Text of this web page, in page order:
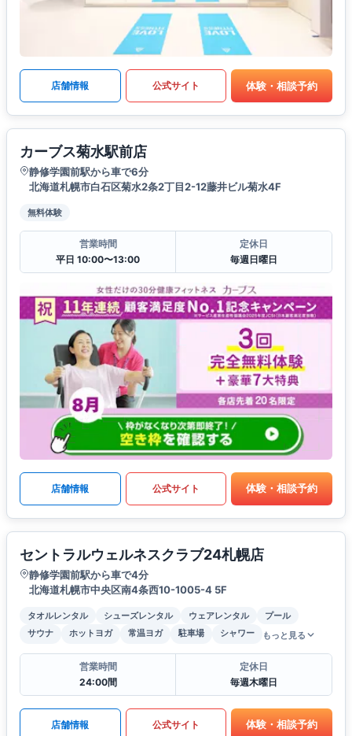
店舗情報 公式サイト 体験・相談予約
カーブス菊水駅前店
静修学園前駅から車で6分
北海道札幌市白石区菊水2条2丁目2-12藤井ビル菊水4F
無料体験
営業時間
平日 10:00〜13:00
定休日
毎週日曜日
店舗情報 公式サイト 体験・相談予約
セントラルウェルネスクラブ24札幌店
静修学園前駅から車で4分
北海道札幌市中央区南4条西10-1005-4 5F
タオルレンタル シューズレンタル ウェアレンタル
プール
サウナ
ホットヨガ 常温ヨガ 駐車場 シャワー もっと見る
営業時間
24:00間
定休日
毎週木曜日
店舗情報 公式サイト 体験・相談予約